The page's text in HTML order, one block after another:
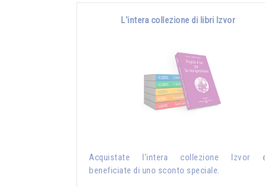
L'intera collezione di libri Izvor
Acquistate l'intera collezione Izvor
beneficiate di uno sconto speciale.